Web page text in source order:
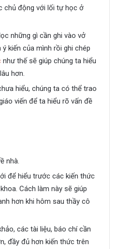
chủ động với lối tự học ở
những gì cần ghi vào vở
kiến của mình rồi ghi chép
như thế sẽ giúp chúng ta hiểu
hơn.
hiểu, chúng ta có thể trao
viến để ta hiểu rõ vấn đề
nhà.
để hiểu trước các kiến thức
Cách làm này sẽ giúp
hơn khi hôm sau thầy cô
các tài liệu, báo chí cần
đầy đủ hơn kiến thức trên